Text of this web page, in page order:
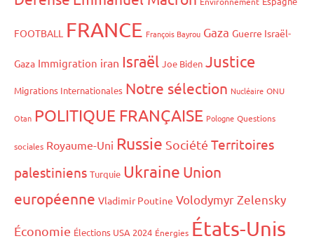
FOOTBALL FRANCE François Bayrou Gaza Guerre Israël-
Gaza Immigration iran Israël Joe Biden Justice
Migrations Internationales Notre sélection Nucléaire ONU
Otan POLITIQUE FRANÇAISE Pologne Questions
sociales Royaume-Uni Russie Société Territoires
palestiniens Turquie Ukraine Union
européenne Vladimir Poutine Volodymyr Zelensky
Économie Élections USA 2024 Énergies États-Unis